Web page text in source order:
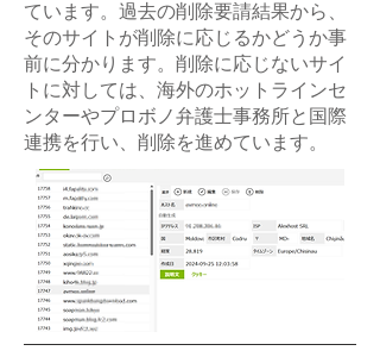
ています。過去の削除要請結果から、
そのサイトが削除に応じるかどうか事
前に分かります。削除に応じないサイ
トに対しては、海外のホットラインセ
ンターやプロボノ弁護士事務所と国際
連携を行い、削除を進めています。